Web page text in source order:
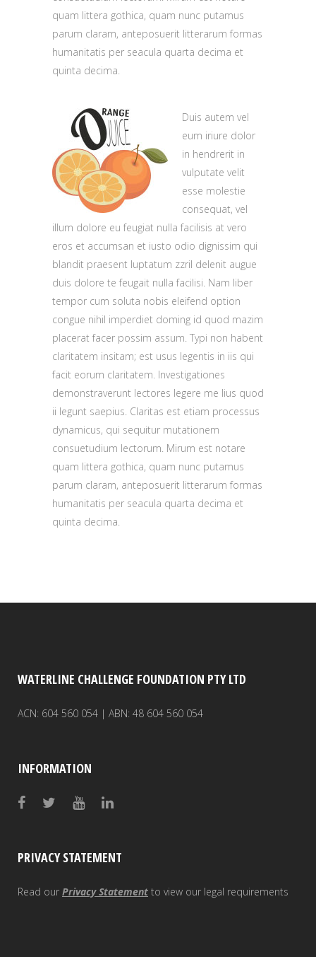
quam littera gothica, quam nunc putamus
parum claram, anteposuerit litterarum formas
humanitatis per seacula quarta decima et
quinta decima.
Duis autem vel
eum iriure dolor
in hendrerit in
vulputate velit
esse molestie
consequat, vel
illum dolore eu feugiat nulla facilisis at vero
eros et accumsan et iusto odio dignissim qui
blandit praesent luptatum zzril delenit augue
duis dolore te feugait nulla facilisi. Nam liber
tempor cum soluta nobis eleifend option
congue nihil imperdiet doming id quod mazim
placerat facer possim assum. Typi non habent
claritatem insitam; est usus legentis in iis qui
facit eorum claritatem. Investigationes
demonstraverunt lectores legere me lius quod
ii legunt saepius. Claritas est etiam processus
dynamicus, qui sequitur mutationem
consuetudium lectorum. Mirum est notare
quam littera gothica, quam nunc putamus
parum claram, anteposuerit litterarum formas
humanitatis per seacula quarta decima et
quinta decima.
WATERLINE CHALLENGE FOUNDATION PTY LTD
ACN: 604 560 054 | ABN: 48 604 560 054
INFORMATION
PRIVACY STATEMENT
Read our Privacy Statement to view our legal requirements